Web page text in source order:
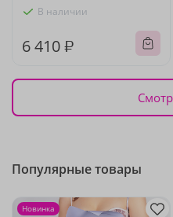
В наличии
6 410 ₽
Популярные товары
Новинка